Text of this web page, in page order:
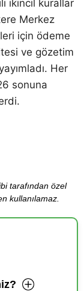
ikincil kurallar
Merkez
için ödeme
ve gözetim
Her
sonuna
tarafından özel
kullanılamaz.